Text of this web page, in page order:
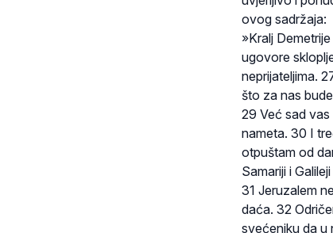
ovog sadržaja:
»Kralj
ugovore
neprijateljima.
što za nas
29 Već sad
nameta. 30 I
otpuštam od
Samariji i
31 Jeruzalem
daća. 32
svećeniku da u